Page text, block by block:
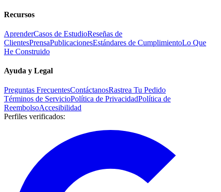
Recursos
AprenderCasos de EstudioReseñas de
ClientesPrensaPublicacionesEstándares de CumplimientoLo Que
He Construido
Ayuda y Legal
Preguntas FrecuentesContáctanosRastrea Tu Pedido
Términos de ServicioPolítica de PrivacidadPolítica de
ReembolsoAccesibilidad
Perfiles verificados: